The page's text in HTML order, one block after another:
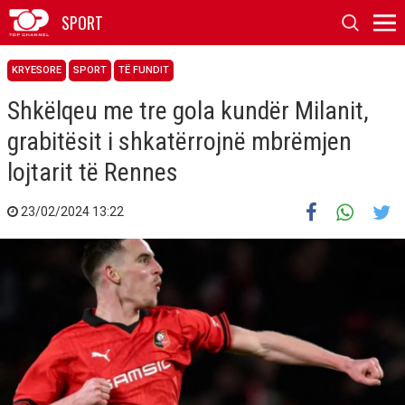
SPORT
KRYESORE SPORT TË FUNDIT
Shkëlqeu me tre gola kundër Milanit,
grabitësit i shkatërrojnë mbrëmjen
lojtarit të Rennes
23/02/2024 13:22